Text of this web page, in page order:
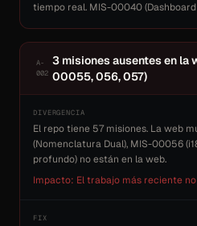
tiempo real. MIS-00040 (Dashboard
A-
002
3 misiones ausentes en la
00055, 056, 057)
DIVERGENCIA
El repo tiene 57 misiones. La web
(Nomenclatura Dual), MIS-00056
profundo) no están en la web.
Impacto: El trabajo más reciente
FIX